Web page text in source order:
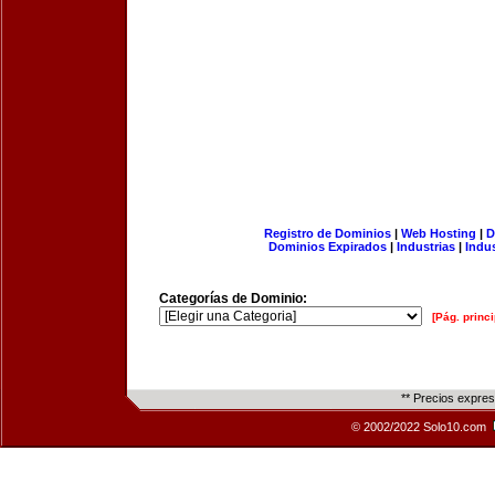
Registro de Dominios| Web Hosting |
Dominios Expirados | Industrias |
Categorías de Dominio:
[Pág.
** Precios
© 2002/2022 Solo10.com